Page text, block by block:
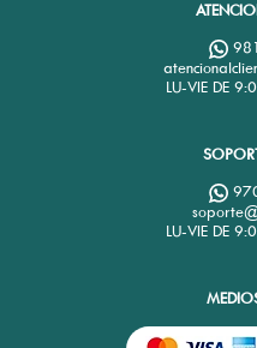
LU-VIE DE
LU-VIE DE